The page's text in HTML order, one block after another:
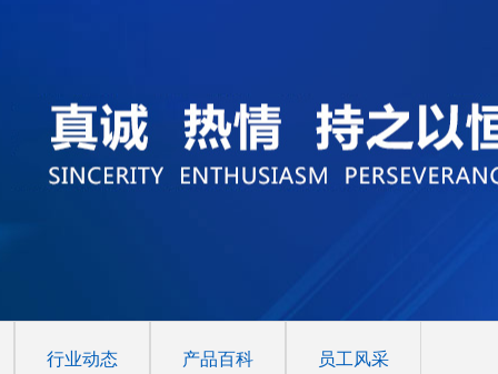
行业动态 产品百科 员工风采